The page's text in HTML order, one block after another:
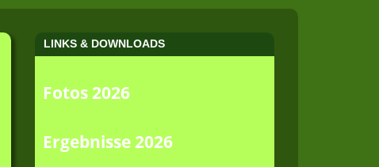
LINKS & DOWNLOADS
Fotos 2026
Ergebnisse 2026